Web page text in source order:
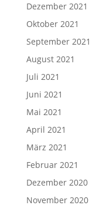
Dezember 2021
Oktober 2021
September 2021
August 2021
Juli 2021
Juni 2021
Mai 2021
April 2021
März 2021
Februar 2021
Dezember 2020
November 2020